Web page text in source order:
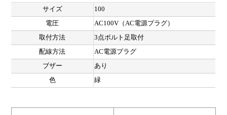
サイズ
100
電圧
AC100V（AC電源プラグ）
取付方法
3点ボルト足取付
配線方法
AC電源プラグ
ブザー
あり
色
緑